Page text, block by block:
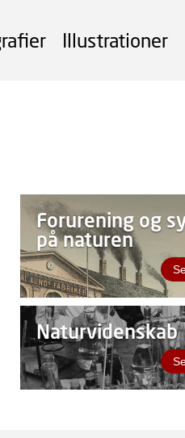
Illustrationer
Forurening og
på naturen
Naturvidenskab